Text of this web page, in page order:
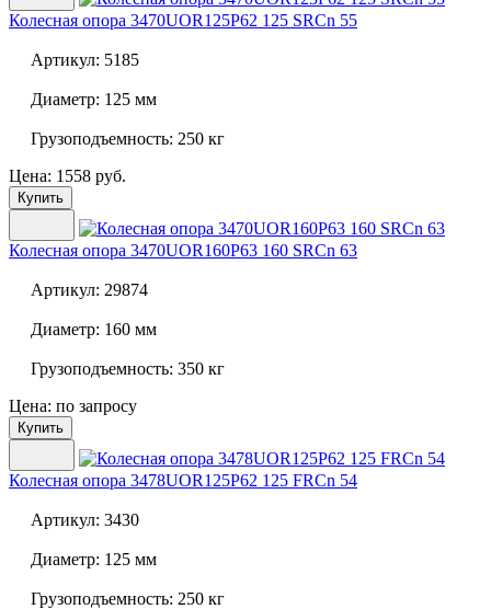
Колесная опора 3470UOR125P62 125 SRCn 55
Артикул: 5185
Диаметр: 125 мм
Грузоподъемность: 250 кг
Цена: 1558 руб.
Купить
Колесная опора 3470UOR160P63 160 SRCn 63
Артикул: 29874
Диаметр: 160 мм
Грузоподъемность: 350 кг
Цена: по запросу
Купить
Колесная опора 3478UOR125P62 125 FRCn 54
Артикул: 3430
Диаметр: 125 мм
Грузоподъемность: 250 кг